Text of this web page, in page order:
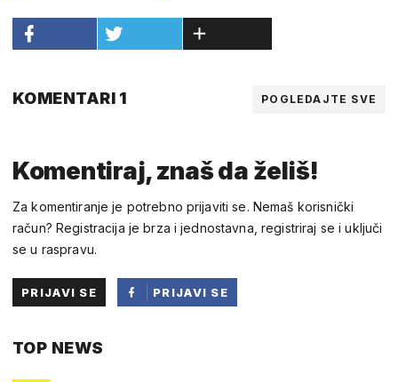
KOMENTARI 1 POGLEDAJTE SVE
Komentiraj, znaš da želiš!
Za komentiranje je potrebno prijaviti se. Nemaš korisnički
račun? Registracija je brza i jednostavna, registriraj se i uključi
se u raspravu.
PRIJAVI SE
PRIJAVI SE
TOP NEWS